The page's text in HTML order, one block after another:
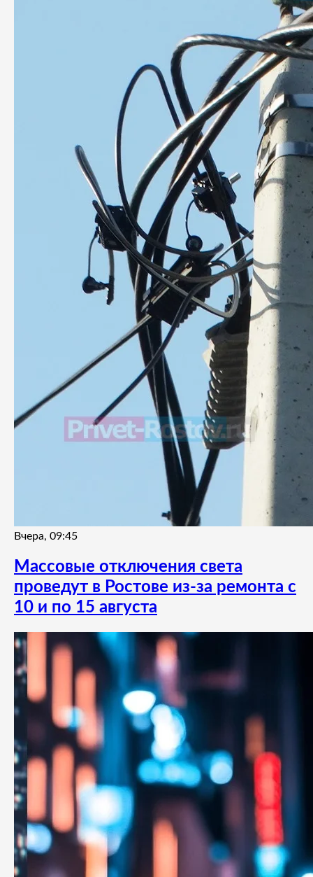
Вчера, 09:45
Массовые отключения света
проведут в Ростове из-за ремонта с
10 и по 15 августа